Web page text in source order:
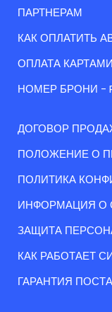
ПАРТНЕРАМ
КАК ОПЛАТИТЬ
ОПЛАТА КАРТАМИ
НОМЕР БРОНИ -
ДОГОВОР
ПОЛОЖЕНИЕ О
ПОЛИТИКА
ИНФОРМАЦИЯ О
ЗАЩИТА
КАК РАБОТАЕТ
ГАРАНТИЯ